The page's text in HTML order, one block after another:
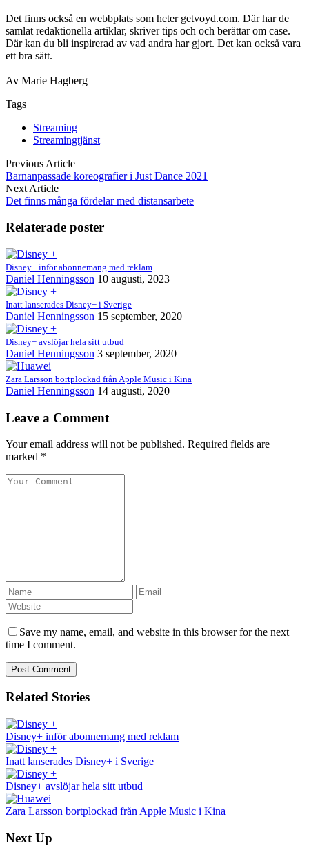
Det finns också en webbplats som heter getvoyd.com. Där har de
samlat redaktionella artiklar, skriver tips och och berättar om case.
Där kan du bli inspirerad av vad andra har gjort. Det kan också vara
ett bra sätt.
Av Marie Hagberg
Tags
Streaming
Streamingtjänst
Previous Article
Barnanpassade koreografier i Just Dance 2021
Next Article
Det finns många fördelar med distansarbete
Relaterade poster
Disney+ inför abonnemang med reklam
Daniel Henningsson 10 augusti, 2023
Inatt lanserades Disney+ i Sverige
Daniel Henningsson 15 september, 2020
Disney+ avslöjar hela sitt utbud
Daniel Henningsson 3 september, 2020
Zara Larsson bortplockad från Apple Music i Kina
Daniel Henningsson 14 augusti, 2020
Leave a Comment
Your email address will not be published. Required fields are
marked *
Save my name, email, and website in this browser for the next
time I comment.
Related Stories
Disney+ inför abonnemang med reklam
Inatt lanserades Disney+ i Sverige
Disney+ avslöjar hela sitt utbud
Zara Larsson bortplockad från Apple Music i Kina
Next Up